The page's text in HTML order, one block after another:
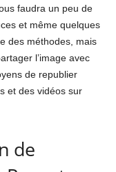
faudra un peu de
et même quelques
des méthodes, mais
l’image avec
de republier
et des vidéos sur
de